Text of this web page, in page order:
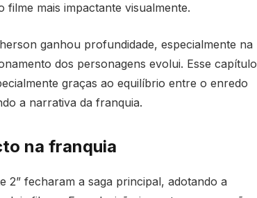
mais impactante visualmente.
ganhou profundidade, especialmente na
dos personagens evolui. Esse capítulo
graças ao equilíbrio entre o enredo
a narrativa da franquia.
na franquia
2” fecharam a saga principal, adotando a